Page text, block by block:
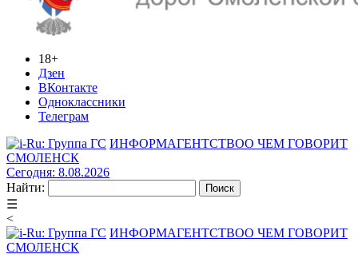
18+
Дзен
ВКонтакте
Одноклассники
Телеграм
ИНФОРМАГЕНТСТВОО ЧЕМ ГОВОРИТ
СМОЛЕНСК
Сегодня: 8.08.2026
Найти:
☰
<
ИНФОРМАГЕНТСТВОО ЧЕМ ГОВОРИТ
СМОЛЕНСК